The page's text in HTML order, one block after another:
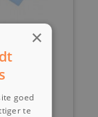
×
goed
te